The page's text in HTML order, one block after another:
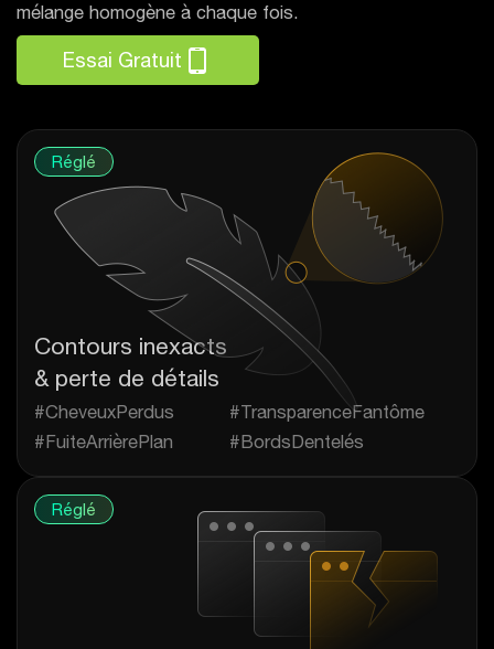
mélange homogène à chaque fois.
Essai Gratuit
Réglé
Contours inexacts
& perte de détails
#CheveuxPerdus
#TransparenceFantôme
#FuiteArrièrePlan
#BordsDentelés
Réglé